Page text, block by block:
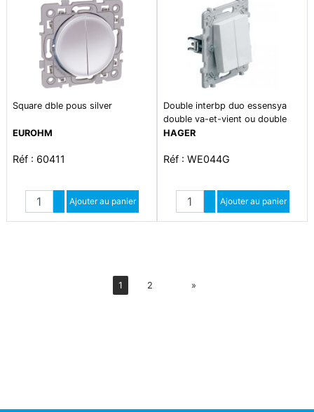
Square dble pous silver
EUROHM
Réf : 60411
Quantité
Augmenter quantité
Diminuer quantité
Ajouter au panier
Double interbp duo essensya
double va-et-vient ou double
poussoir à griffes pure
HAGER
Réf : WE044G
Quantité
Augmenter quantité
Diminuer quantité
Ajouter au panier
1 2 »Suiv